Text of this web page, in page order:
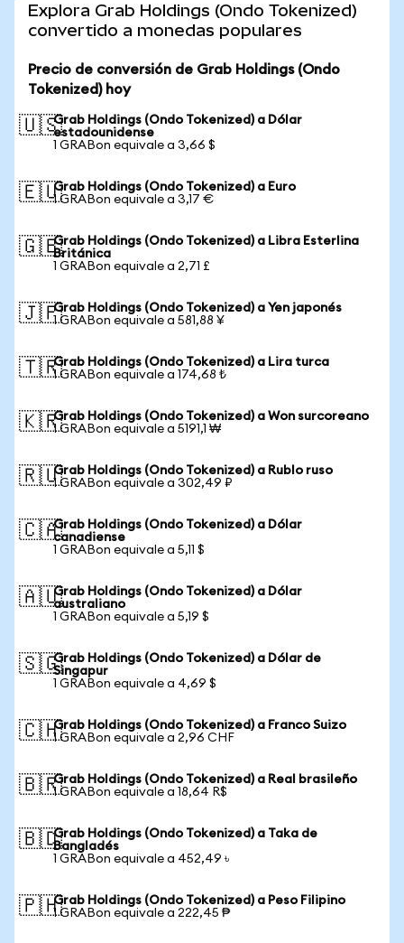
Explora Grab Holdings (Ondo Tokenized)
convertido a monedas populares
Precio de conversión de Grab Holdings (Ondo
Tokenized) hoy
🇺🇸Grab Holdings (Ondo Tokenized) a Dólar
estadounidense
1 GRABon equivale a 3,66 $
🇪🇺Grab Holdings (Ondo Tokenized) a Euro
1 GRABon equivale a 3,17 €
🇬🇧Grab Holdings (Ondo Tokenized) a Libra Esterlina
Británica
1 GRABon equivale a 2,71 £
🇯🇵Grab Holdings (Ondo Tokenized) a Yen japonés
1 GRABon equivale a 581,88 ¥
🇹🇷Grab Holdings (Ondo Tokenized) a Lira turca
1 GRABon equivale a 174,68 ₺
🇰🇷Grab Holdings (Ondo Tokenized) a Won surcoreano
1 GRABon equivale a 5191,1 ₩
🇷🇺Grab Holdings (Ondo Tokenized) a Rublo ruso
1 GRABon equivale a 302,49 ₽
🇨🇦Grab Holdings (Ondo Tokenized) a Dólar
canadiense
1 GRABon equivale a 5,11 $
🇦🇺Grab Holdings (Ondo Tokenized) a Dólar
australiano
1 GRABon equivale a 5,19 $
🇸🇬Grab Holdings (Ondo Tokenized) a Dólar de
Singapur
1 GRABon equivale a 4,69 $
🇨🇭Grab Holdings (Ondo Tokenized) a Franco Suizo
1 GRABon equivale a 2,96 CHF
🇧🇷Grab Holdings (Ondo Tokenized) a Real brasileño
1 GRABon equivale a 18,64 R$
🇧🇩Grab Holdings (Ondo Tokenized) a Taka de
Bangladés
1 GRABon equivale a 452,49 ৳
🇵🇭Grab Holdings (Ondo Tokenized) a Peso Filipino
1 GRABon equivale a 222,45 ₱